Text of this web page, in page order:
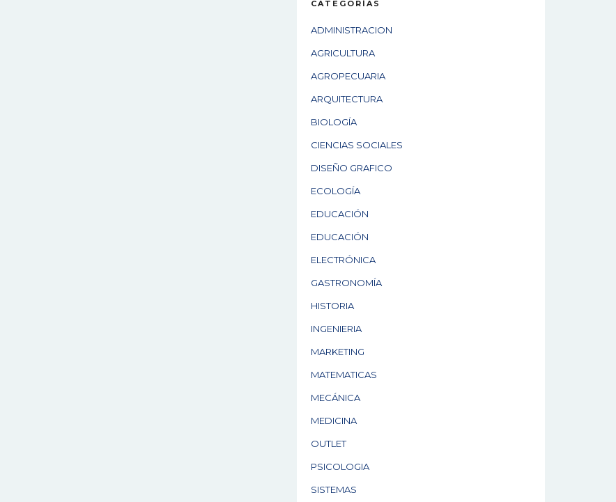
CATEGORÍAS
ADMINISTRACION
AGRICULTURA
AGROPECUARIA
ARQUITECTURA
BIOLOGÍA
CIENCIAS SOCIALES
DISEÑO GRAFICO
ECOLOGÍA
EDUCACIÓN
EDUCACIÓN
ELECTRÓNICA
GASTRONOMÍA
HISTORIA
INGENIERIA
MARKETING
MATEMATICAS
MECÁNICA
MEDICINA
OUTLET
PSICOLOGIA
SISTEMAS